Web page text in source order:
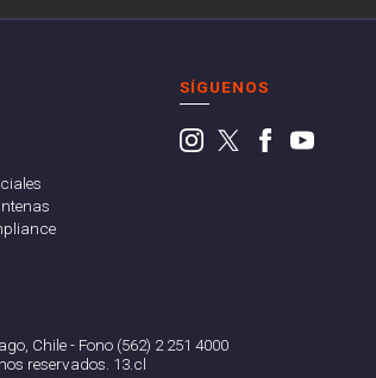
SÍGUENOS
Chile - Fono (562) 2 251 4000
reservados. 13.cl